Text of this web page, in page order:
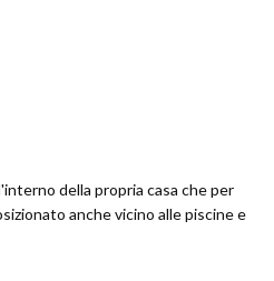
della propria casa che per
anche vicino alle piscine e